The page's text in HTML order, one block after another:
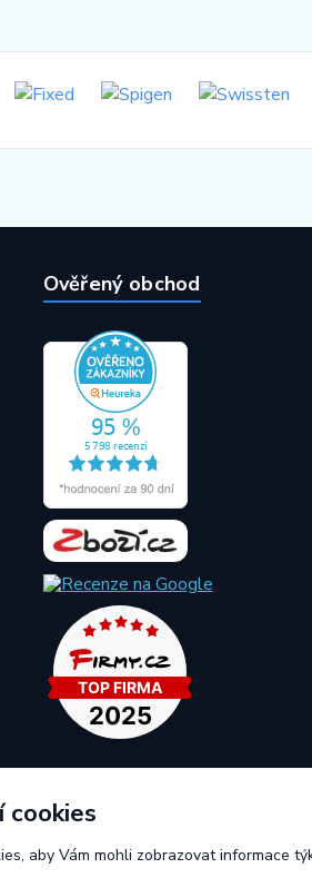
Ověřený obchod
cookies
aby Vám mohli zobrazovat informace